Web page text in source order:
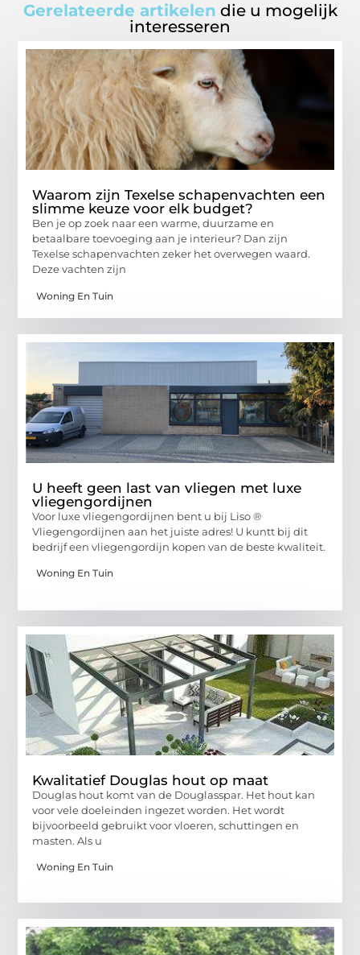
Gerelateerde artikelen die u mogelijk
interesseren
Waarom zijn Texelse schapenvachten een
slimme keuze voor elk budget?
Ben je op zoek naar een warme, duurzame en
betaalbare toevoeging aan je interieur? Dan zijn
Texelse schapenvachten zeker het overwegen waard.
Deze vachten zijn
Woning En Tuin
U heeft geen last van vliegen met luxe
vliegengordijnen
Voor luxe vliegengordijnen bent u bij Liso ®
Vliegengordijnen aan het juiste adres! U kuntt bij dit
bedrijf een vliegengordijn kopen van de beste kwaliteit.
Woning En Tuin
Kwalitatief Douglas hout op maat
Douglas hout komt van de Douglasspar. Het hout kan
voor vele doeleinden ingezet worden. Het wordt
bijvoorbeeld gebruikt voor vloeren, schuttingen en
masten. Als u
Woning En Tuin